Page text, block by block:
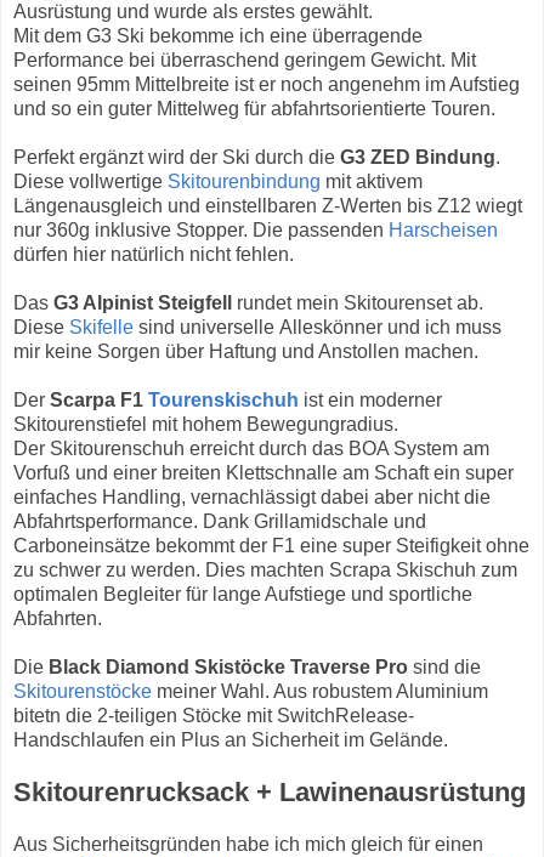
Ausrüstung und wurde als erstes gewählt.
Mit dem G3 Ski bekomme ich eine überragende
Performance bei überraschend geringem Gewicht. Mit
seinen 95mm Mittelbreite ist er noch angenehm im Aufstieg
und so ein guter Mittelweg für abfahrtsorientierte Touren.
Perfekt ergänzt wird der Ski durch die G3 ZED Bindung.
Diese vollwertige Skitourenbindung mit aktivem
Längenausgleich und einstellbaren Z-Werten bis Z12 wiegt
nur 360g inklusive Stopper. Die passenden Harscheisen
dürfen hier natürlich nicht fehlen.
Das G3 Alpinist Steigfell
rundet mein Skitourenset ab.
Diese Skifelle sind universelle Alleskönner und ich muss
mir keine Sorgen über Haftung und Anstollen machen.
Der Scarpa F1 Tourenskischuh ist ein moderner
Skitourenstiefel mit hohem Bewegungradius.
Der Skitourenschuh erreicht durch das BOA System am
Vorfuß und einer breiten Klettschnalle am Schaft ein super
einfaches Handling, vernachlässigt dabei aber nicht die
Abfahrtsperformance. Dank Grillamidschale und
Carboneinsätze bekommt der F1 eine super Steifigkeit ohne
zu schwer zu werden. Dies machten Scrapa Skischuh zum
optimalen Begleiter für lange Aufstiege und sportliche
Abfahrten.
Die Black Diamond Skistöcke Traverse Pro sind die
Skitourenstöcke meiner Wahl. Aus robustem Aluminium
bitetn die 2-teiligen Stöcke mit SwitchRelease-
Handschlaufen ein Plus an Sicherheit im Gelände.
Skitourenrucksack + Lawinenausrüstung
Aus Sicherheitsgründen habe ich mich gleich für einen